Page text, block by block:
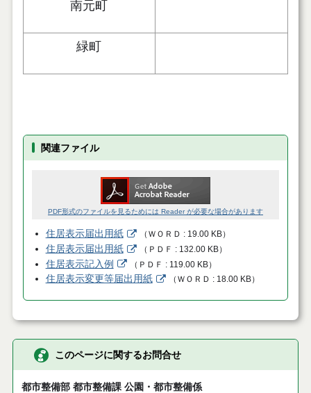
南元町
緑町
関連ファイル
PDF形式のファイルを見るためには Reader が必要な場合があります
住居表示届出用紙 （ ＷＯＲＤ 19.00 KB）
住居表示届出用紙 （ ＰＤＦ 132.00 KB）
住居表示記入例 （ ＰＤＦ 119.00 KB）
住居表示変更等届出用紙 （ ＷＯＲＤ 18.00 KB）
このページに関するお問合せ
都市整備部 都市整備課 公園・都市整備係